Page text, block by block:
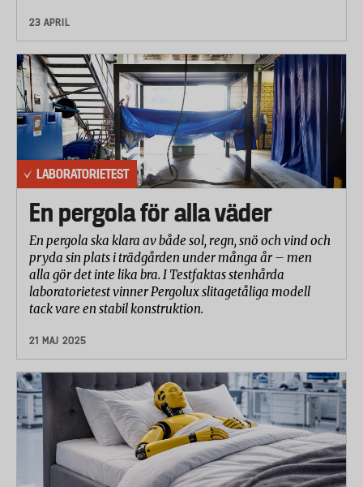
23 APRIL
LABORATORIETEST
En pergola för alla väder
En pergola ska klara av både sol, regn, snö och vind och
pryda sin plats i trädgården under många år – men
alla gör det inte lika bra. I Testfaktas stenhårda
laboratorietest vinner Pergolux slitagetåliga modell
tack vare en stabil konstruktion.
21 MAJ 2025